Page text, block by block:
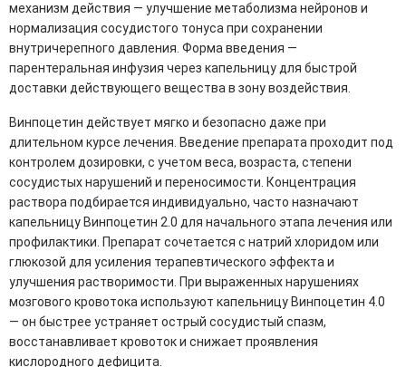
механизм действия — улучшение метаболизма нейронов и
нормализация сосудистого тонуса при сохранении
внутричерепного давления. Форма введения —
парентеральная инфузия через капельницу для быстрой
доставки действующего вещества в зону воздействия.
Винпоцетин действует мягко и безопасно даже при
длительном курсе лечения. Введение препарата проходит под
контролем дозировки, с учетом веса, возраста, степени
сосудистых нарушений и переносимости. Концентрация
раствора подбирается индивидуально, часто назначают
капельницу Винпоцетин 2.0 для начального этапа лечения или
профилактики. Препарат сочетается с натрий хлоридом или
глюкозой для усиления терапевтического эффекта и
улучшения растворимости. При выраженных нарушениях
мозгового кровотока используют капельницу Винпоцетин 4.0
— он быстрее устраняет острый сосудистый спазм,
восстанавливает кровоток и снижает проявления
кислородного дефицита.